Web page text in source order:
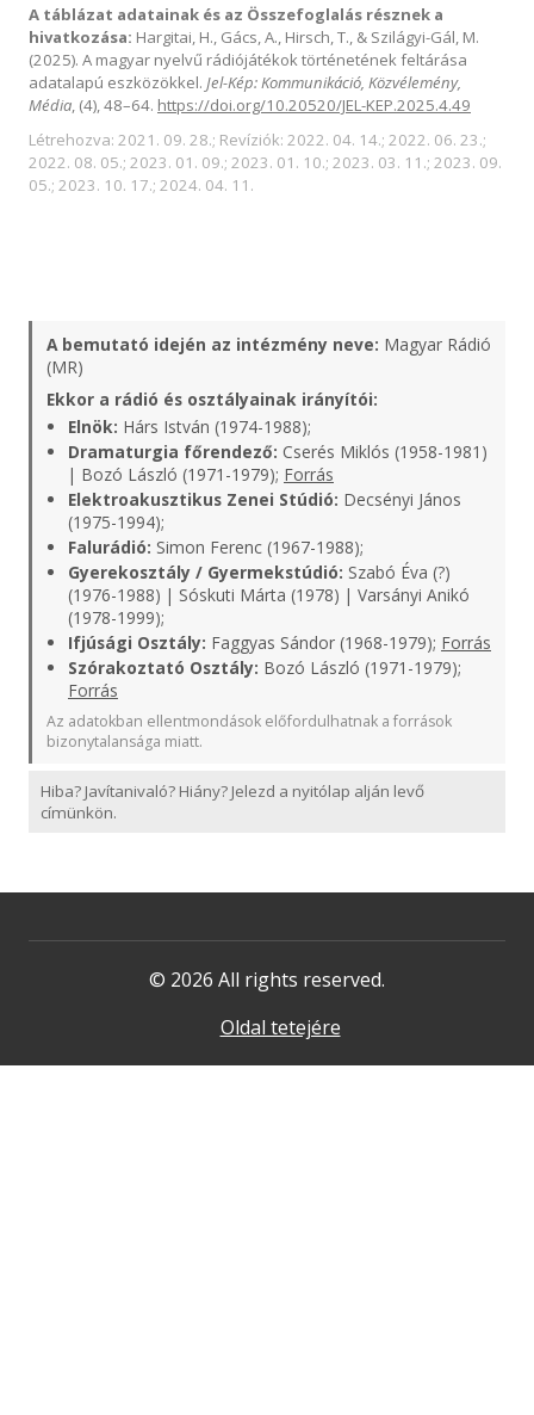
A táblázat adatainak és az Összefoglalás résznek a
hivatkozása: Hargitai, H., Gács, A., Hirsch, T., & Szilágyi-Gál, M.
(2025). A magyar nyelvű rádiójátékok történetének feltárása
adatalapú eszközökkel. Jel-Kép: Kommunikáció, Közvélemény,
Média, (4), 48–64. https://doi.org/10.20520/JEL-KEP.2025.4.49
Létrehozva: 2021. 09. 28.; Revíziók: 2022. 04. 14.; 2022. 06. 23.;
2022. 08. 05.; 2023. 01. 09.; 2023. 01. 10.; 2023. 03. 11.; 2023. 09.
05.; 2023. 10. 17.; 2024. 04. 11.
A bemutató idején az intézmény neve: Magyar Rádió
(MR)
Ekkor a rádió és osztályainak irányítói:
Elnök: Hárs István (1974-1988);
Dramaturgia főrendező: Cserés Miklós (1958-1981)
| Bozó László (1971-1979); Forrás
Elektroakusztikus Zenei Stúdió: Decsényi János
(1975-1994);
Falurádió: Simon Ferenc (1967-1988);
Gyerekosztály / Gyermekstúdió: Szabó Éva (?)
(1976-1988) | Sóskuti Márta (1978) | Varsányi Anikó
(1978-1999);
Ifjúsági Osztály: Faggyas Sándor (1968-1979); Forrás
Szórakoztató Osztály: Bozó László (1971-1979);
Forrás
Az adatokban ellentmondások előfordulhatnak a források
bizonytalansága miatt.
Hiba? Javítanivaló? Hiány? Jelezd a nyitólap alján levő
címünkön.
© 2026 All rights reserved.
Oldal tetejére